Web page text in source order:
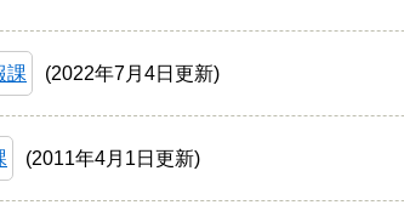
課 2022年7月4日更新
2011年4月1日更新